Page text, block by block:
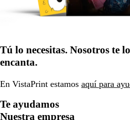
Tú lo necesitas. Nosotros te
encanta.
En VistaPrint estamos aquí para
Te ayudamos
Nuestra empresa